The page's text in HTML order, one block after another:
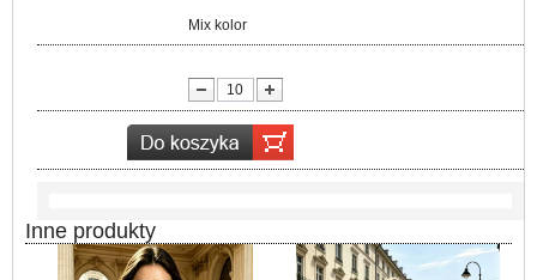
Mix kolor
Inne produkty